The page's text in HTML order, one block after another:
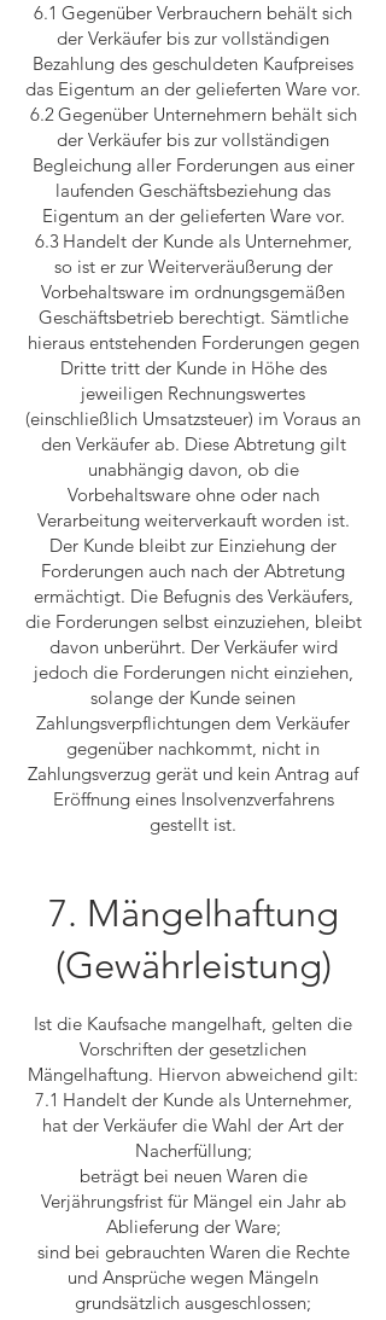
6.1 Gegenüber Verbrauchern behält sich
der Verkäufer bis zur vollständigen
Bezahlung des geschuldeten Kaufpreises
das Eigentum an der gelieferten Ware vor.
6.2 Gegenüber Unternehmern behält sich
der Verkäufer bis zur vollständigen
Begleichung aller Forderungen aus einer
laufenden Geschäftsbeziehung das
Eigentum an der gelieferten Ware vor.
6.3 Handelt der Kunde als Unternehmer,
so ist er zur Weiterveräußerung der
Vorbehaltsware im ordnungsgemäßen
Geschäftsbetrieb berechtigt. Sämtliche
hieraus entstehenden Forderungen gegen
Dritte tritt der Kunde in Höhe des
jeweiligen Rechnungswertes
(einschließlich Umsatzsteuer) im Voraus an
den Verkäufer ab. Diese Abtretung gilt
unabhängig davon, ob die
Vorbehaltsware ohne oder nach
Verarbeitung weiterverkauft worden ist.
Der Kunde bleibt zur Einziehung der
Forderungen auch nach der Abtretung
ermächtigt. Die Befugnis des Verkäufers,
die Forderungen selbst einzuziehen, bleibt
davon unberührt. Der Verkäufer wird
jedoch die Forderungen nicht einziehen,
solange der Kunde seinen
Zahlungsverpflichtungen dem Verkäufer
gegenüber nachkommt, nicht in
Zahlungsverzug gerät und kein Antrag auf
Eröffnung eines Insolvenzverfahrens
gestellt ist.
7. Mängelhaftung
(Gewährleistung)
Ist die Kaufsache mangelhaft, gelten die
Vorschriften der gesetzlichen
Mängelhaftung. Hiervon abweichend gilt:
7.1 Handelt der Kunde als Unternehmer,
hat der Verkäufer die Wahl der Art der
Nacherfüllung;
beträgt bei neuen Waren die
Verjährungsfrist für Mängel ein Jahr ab
Ablieferung der Ware;
sind bei gebrauchten Waren die Rechte
und Ansprüche wegen Mängeln
grundsätzlich ausgeschlossen;